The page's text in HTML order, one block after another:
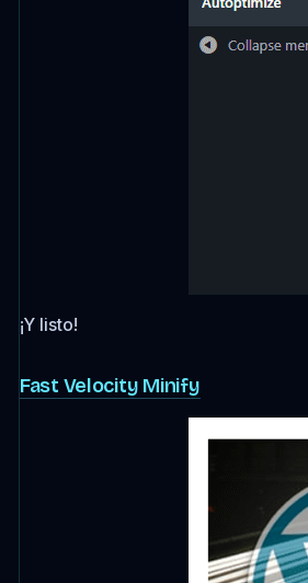
¡Y listo!
Fast Velocity Minify